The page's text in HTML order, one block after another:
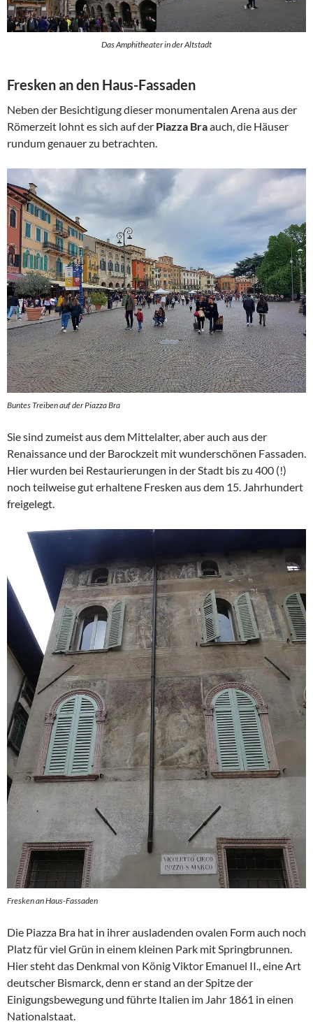
Das Amphitheater in der Altstadt
Fresken an den Haus-Fassaden
Neben der Besichtigung dieser monumentalen Arena aus der
Römerzeit lohnt es sich auf der Piazza Braauch, die Häuser
rundum genauer zu betrachten.
Buntes Treiben auf der Piazza Bra
Sie sind zumeist aus dem Mittelalter, aber auch aus der
Renaissance und der Barockzeit mit wunderschönen Fassaden.
Hier wurden bei Restaurierungen in der Stadt bis zu 400 (!)
noch teilweise gut erhaltene Fresken aus dem 15. Jahrhundert
freigelegt.
Fresken an Haus-Fassaden
Die Piazza Bra hat in ihrer ausladenden ovalen Form auch noch
Platz für viel Grün in einem kleinen Park mit Springbrunnen.
Hier steht das Denkmal von König Viktor Emanuel II., eine Art
deutscher Bismarck, denn er stand an der Spitze der
Einigungsbewegung und führte Italien im Jahr 1861 in einen
Nationalstaat.